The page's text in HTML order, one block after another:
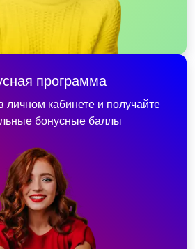
программа
личном кабинете и получайте
бонусные баллы